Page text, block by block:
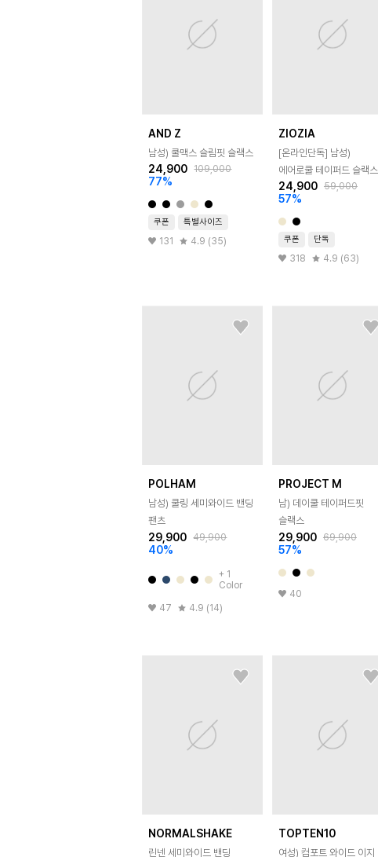
AND Z
남성) 쿨맥스 슬림핏 슬랙스
24,900 109,000
77%
쿠폰 특별사이즈
131 4.9 (35)
ZIOZIA
[온라인단독] 남성)
에어로쿨 테이퍼드 슬랙스
24,900 59,000
57%
쿠폰 단독
318 4.9 (63)
POLHAM
남성) 쿨링 세미와이드 밴딩
팬츠
29,900 49,900
40%
+ 1
Color
47 4.9 (14)
PROJECT M
남) 데이쿨 테이퍼드핏
슬랙스
29,900 69,900
57%
40
NORMALSHAKE
린넨 세미와이드 밴딩
TOPTEN10
여성) 컴포트 와이드 이지